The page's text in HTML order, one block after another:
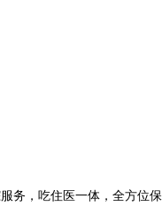
务，吃住医一体，全方位保